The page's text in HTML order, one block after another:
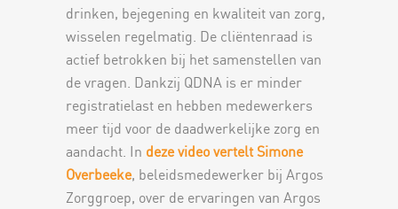
drinken, bejegening en kwaliteit van zorg,
wisselen regelmatig. De cliëntenraad is
actief betrokken bij het samenstellen van
de vragen. Dankzij QDNA is er minder
registratielast en hebben medewerkers
meer tijd voor de daadwerkelijke zorg en
aandacht. In deze video vertelt Simone
Overbeeke, beleidsmedewerker bij Argos
Zorggroep, over de ervaringen van Argos